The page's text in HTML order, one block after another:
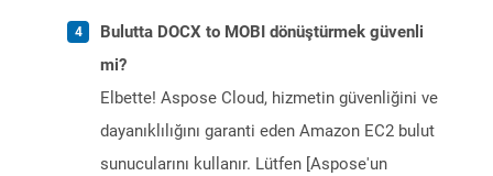
Bulutta DOCX to MOBI dönüştürmek güvenli
mi?
Elbette! Aspose Cloud, hizmetin güvenliğini ve
dayanıklılığını garanti eden Amazon EC2 bulut
sunucularını kullanır. Lütfen [Aspose'un